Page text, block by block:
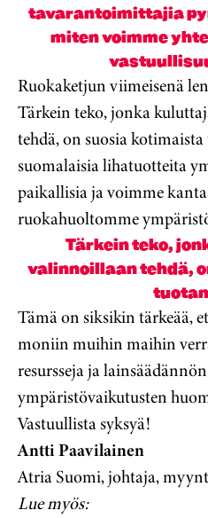
tavarantoimittajia
miten voimme
Ruokaketjun viimeisenä
Tärkein teko, jonka
tehdä, on suosia
suomalaisia lihatuotteita
paikallisia ja voimme
ruokahuoltomme
Tärkein teko,
valinnoillaan tehdä,
Tämä on siksikin tärkeää,
moniin muihin maihin
resursseja ja
ympäristövaikutusten
Vastuullista syksyä!
Antti Paavilainen
Atria Suomi, johtaja,
Lue myös: